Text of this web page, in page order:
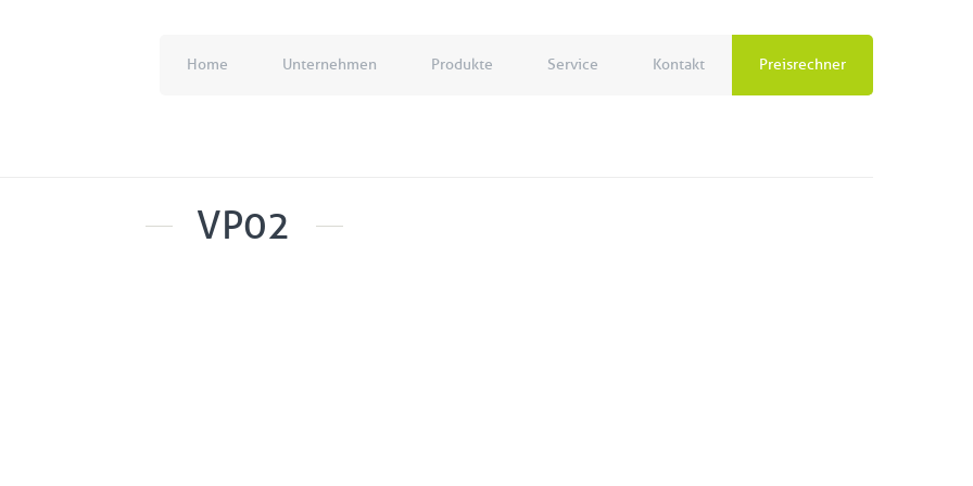
Home Unternehmen Produkte Service Kontakt Preisrechner
VP02